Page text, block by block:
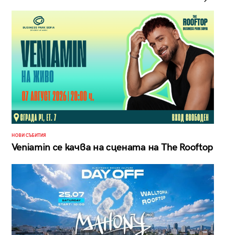
НОВИ СЪБИТИЯ
Veniamin се качва на сцената на The Rooftop